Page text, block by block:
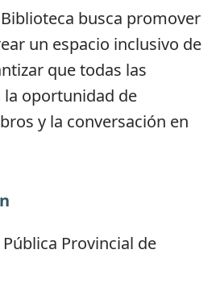
busca promover
un espacio inclusivo de
que todas las
oportunidad de
y la conversación en
Provincial de